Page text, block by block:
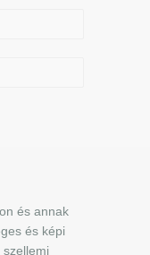
és annak
és képi